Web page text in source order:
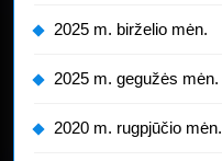
2025 m. birželio mėn.
2025 m. gegužės mėn.
2020 m. rugpjūčio mėn.